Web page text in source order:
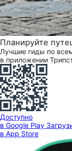
Планируйте
Лучшие гиды по
в приложении
Доступно
в Google Play
в App Store